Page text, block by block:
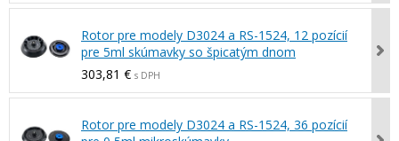
Rotor pre modely D3024 a RS-1524, 12 pozícií
pre 5ml skúmavky so špicatým dnom
303,81 € s DPH
Rotor pre modely D3024 a RS-1524, 36 pozícií